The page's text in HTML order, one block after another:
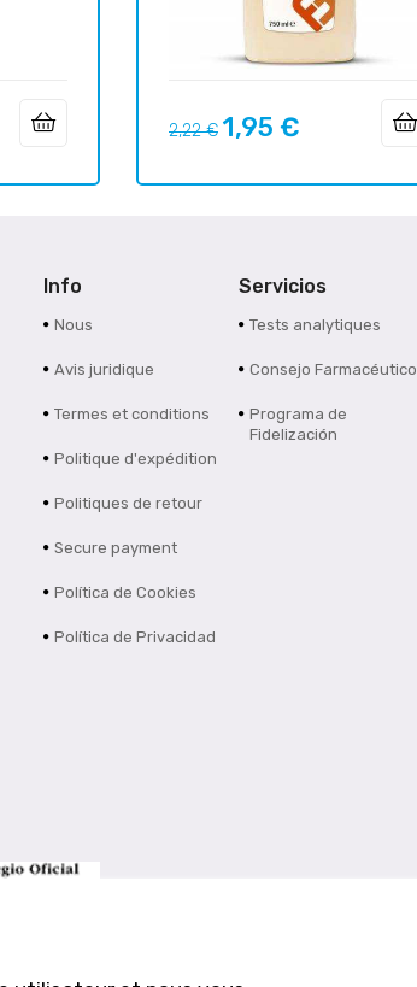
Prix
2,22 € Prix
1,95 €
Info
Nous
Avis juridique
Termes et conditions
Politique d'expédition
Politiques de retour
Secure payment
Política de Cookies
Política de Privacidad
Servicios
Tests analytiques
Consejo Farmacéutico
Programa de
Fidelización